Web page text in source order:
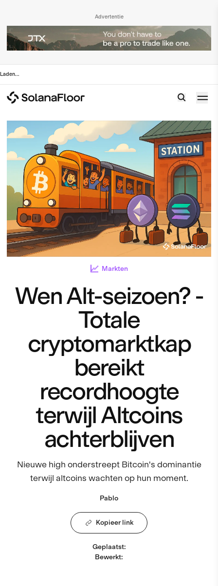
Advertentie
Laden...
Markten
Wen Alt-seizoen? -
Totale
cryptomarktkap
bereikt
recordhoogte
terwijl Altcoins
achterblijven
Nieuwe high onderstreept Bitcoin's dominantie
terwijl altcoins wachten op hun moment.
Pablo
Kopieer link
Geplaatst:
Bewerkt: